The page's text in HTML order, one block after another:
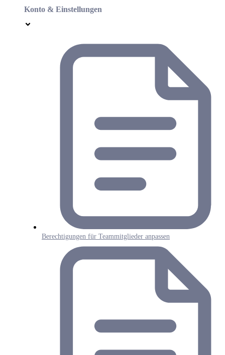
Konto & Einstellungen
Berechtigungen für Teammitglieder anpassen